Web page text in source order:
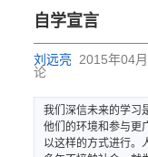
自学宣言
刘远亮 2015年04
论
我们深信未来的学习
他们的环境和参与更
以这样的方式进行。